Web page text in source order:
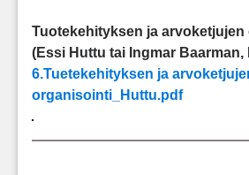
Tuotekehityksen ja
(Essi Huttu tai Ingmar Baarman,
6.Tuetekehityksen ja
organisointi_Huttu.pdf